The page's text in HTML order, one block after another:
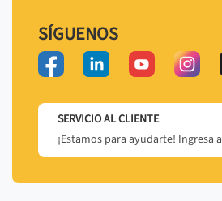
SÍGUENOS
SERVICIO AL CLIENTE
¡Estamos para ayudarte! Ingresa a